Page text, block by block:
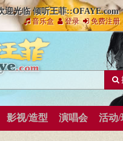
迎光临 倾听王菲::OFAYE.com
音乐盒 登录 免费注册
影视/造型 演唱会 活动/